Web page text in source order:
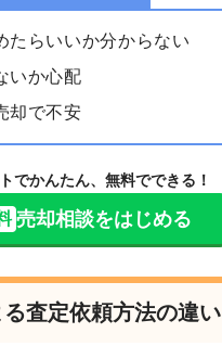
たらいいか分からない
いか心配
却で不安
でかんたん、無料でできる！
売却相談をはじめる
査定依頼方法の違い